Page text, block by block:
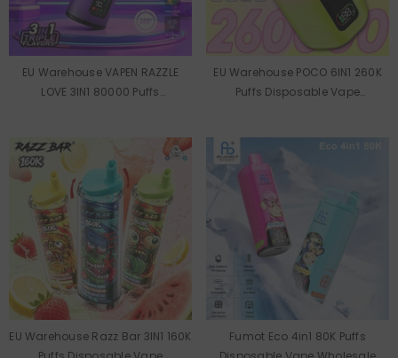
EU Warehouse VAPEN RAZZLE
LOVE 3IN1 80000 Puffs
EU Warehouse POCO 6IN1 260K
Puffs Disposable Vape
EU Warehouse Razz Bar 3IN1 160K
Fumot Eco 4in1 80K Puffs